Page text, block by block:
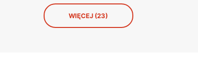
i dźwięki z dzieciństwa. Bez Bluetootha, bez aplikacji, za
to z autentycznym urokiem. I nie trzeba żadnych
instrukcji, żeby wiedzieć, jak tego słuchać. Po prostu
WIĘCEJ (23)